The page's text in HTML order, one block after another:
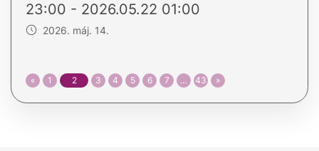
23:00 - 2026.05.22 01:00
2026. máj. 14.
« 1 2 3 4 5 6 7 … 43 »